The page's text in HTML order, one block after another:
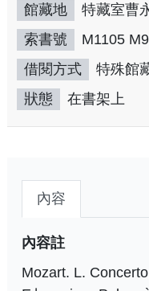
館藏地
特藏室曹
索書號
M1105
借閱方式
特殊館
狀態
在書架上
內容
內容註
Mozart. L.